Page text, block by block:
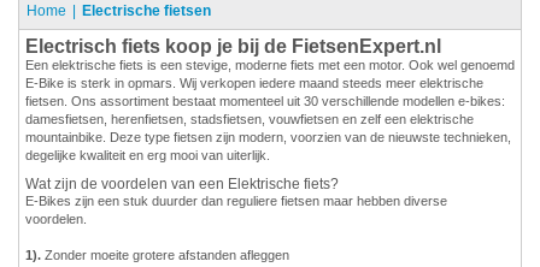
Home Electrische fietsen
Electrisch fiets koop je bij de FietsenExpert.nl
Een elektrische fiets is een stevige, moderne fiets met een motor. Ook wel genoemd
E-Bike is sterk in opmars. Wij verkopen iedere maand steeds meer elektrische
fietsen. Ons assortiment bestaat momenteel uit 30 verschillende modellen e-bikes:
damesfietsen, herenfietsen, stadsfietsen, vouwfietsen en zelf een elektrische
mountainbike. Deze type fietsen zijn modern, voorzien van de nieuwste technieken,
degelijke kwaliteit en erg mooi van uiterlijk.
Wat zijn de voordelen van een Elektrische fiets?
E-Bikes zijn een stuk duurder dan reguliere fietsen maar hebben diverse
voordelen.
1). Zonder moeite grotere afstanden afleggen